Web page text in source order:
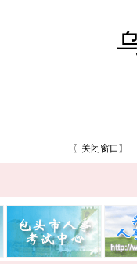
〖 关闭窗口 〗